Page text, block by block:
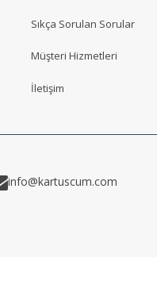
Sıkça Sorulan Sorular
Müşteri Hizmetleri
İletişim
info@kartuscum.com